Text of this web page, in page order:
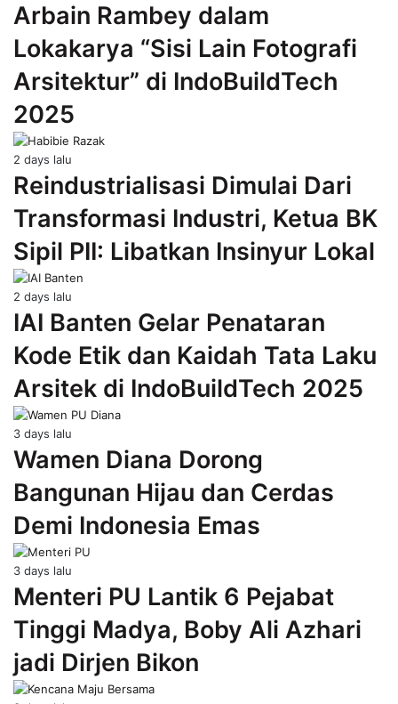
Arbain Rambey dalam
Lokakarya “Sisi Lain Fotografi
Arsitektur” di IndoBuildTech
2025
2 days lalu
Reindustrialisasi Dimulai Dari
Transformasi Industri, Ketua BK
Sipil PII: Libatkan Insinyur Lokal
2 days lalu
IAI Banten Gelar Penataran
Kode Etik dan Kaidah Tata Laku
Arsitek di IndoBuildTech 2025
3 days lalu
Wamen Diana Dorong
Bangunan Hijau dan Cerdas
Demi Indonesia Emas
3 days lalu
Menteri PU Lantik 6 Pejabat
Tinggi Madya, Boby Ali Azhari
jadi Dirjen Bikon